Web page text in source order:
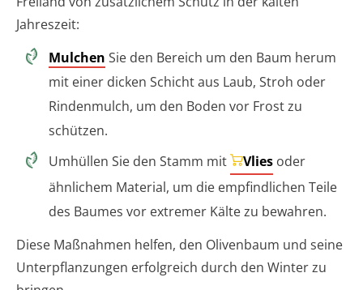
Jahreszeit:
Mulchen Sie den Bereich um den Baum herum
mit einer dicken Schicht aus Laub, Stroh oder
Rindenmulch, um den Boden vor Frost zu
schützen.
Umhüllen Sie den Stamm mit
Vlies oder
ähnlichem Material, um die empfindlichen Teile
des Baumes vor extremer Kälte zu bewahren.
Diese Maßnahmen helfen, den Olivenbaum und seine
Unterpflanzungen erfolgreich durch den Winter zu